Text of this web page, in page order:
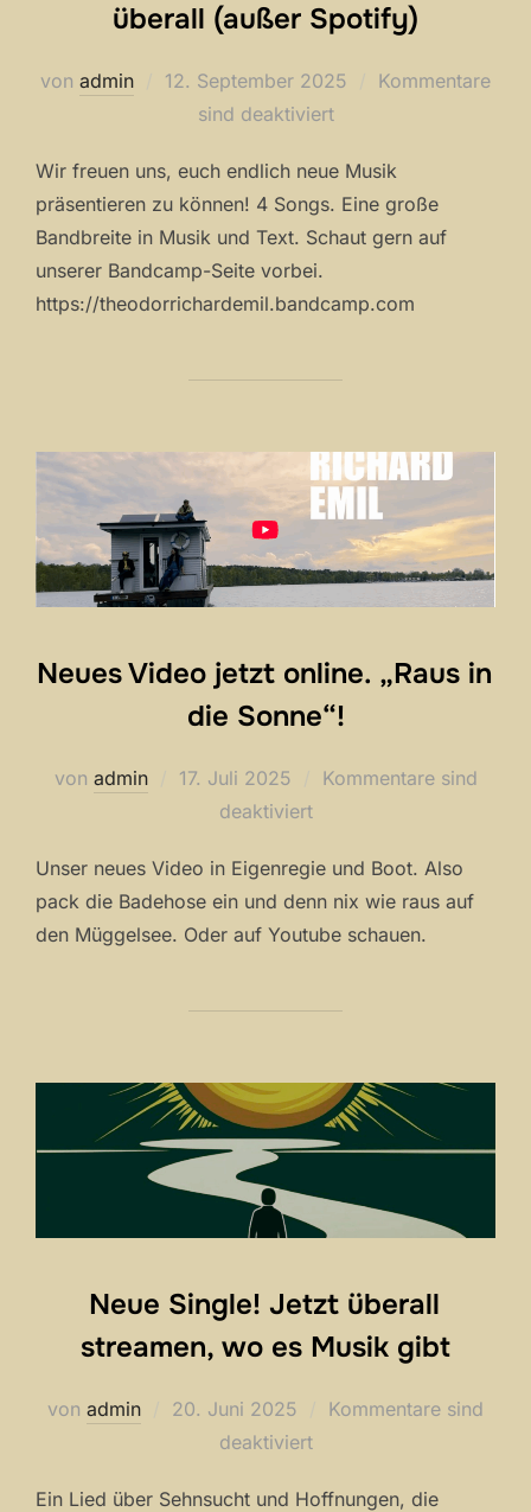
überall (außer Spotify)
von admin
Veröffentlicht
12. September 2025
Kommentare
sind deaktiviert
Wir freuen uns, euch endlich neue Musik
präsentieren zu können! 4 Songs. Eine große
Bandbreite in Musik und Text. Schaut gern auf
unserer Bandcamp-Seite vorbei.
https://theodorrichardemil.bandcamp.com
Neues Video jetzt online. „Raus in
die Sonne“!
von admin
Veröffentlicht
17. Juli 2025
Kommentare sind
deaktiviert
Unser neues Video in Eigenregie und Boot. Also
pack die Badehose ein und denn nix wie raus auf
den Müggelsee. Oder auf Youtube schauen.
Neue Single! Jetzt überall
streamen, wo es Musik gibt
von admin
Veröffentlicht
20. Juni 2025
Kommentare sind
deaktiviert
Ein Lied über Sehnsucht und Hoffnungen, die